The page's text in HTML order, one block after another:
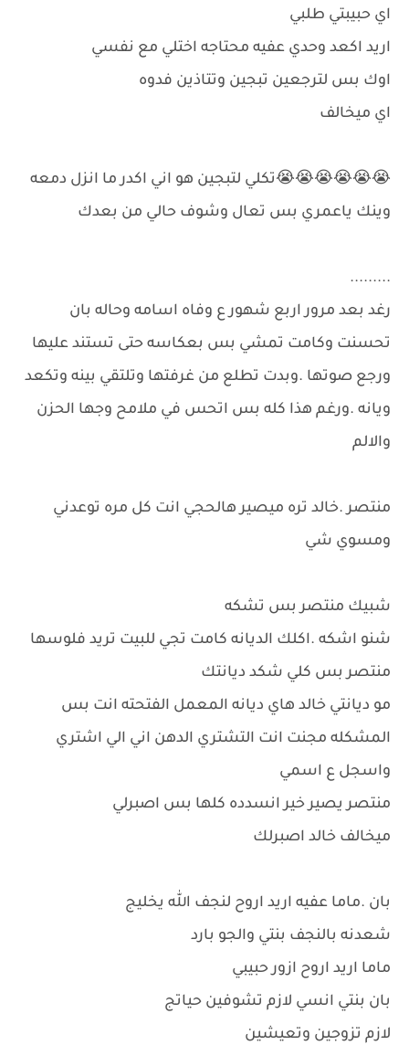
اي حبيبتي طلبي
اريد اكعد وحدي عفيه محتاجه اختلي مع نفسي
اوك بس لترجعين تبجين وتتاذين فدوه
اي ميخالف
😭😭😭😭😭😭تكلي لتبجين هو اني اكدر ما انزل دمعه
وينك ياعمري بس تعال وشوف حالي من بعدك
.........
رغد بعد مرور اربع شهور ع وفاه اسامه وحاله بان
تحسنت وكامت تمشي بس بعكاسه حتى تستند عليها
ورجع صوتها .وبدت تطلع من غرفتها وتلتقي بينه وتكعد
ويانه .ورغم هذا كله بس اتحس في ملامح وجها الحزن
والالم
منتصر .خالد تره ميصير هالحجي انت كل مره توعدني
ومسوي شي
شبيك منتصر بس تشكه
شنو اشكه .اكلك الديانه كامت تجي للبيت تريد فلوسها
منتصر بس كلي شكد ديانتك
مو ديانتي خالد هاي ديانه المعمل الفتحته انت بس
المشكله مجنت انت التشتري الدهن اني الي اشتري
واسجل ع اسمي
منتصر يصير خير انسدده كلها بس اصبرلي
ميخالف خالد اصبرلك
بان .ماما عفيه اريد اروح لنجف الله يخليج
شعدنه بالنجف بنتي والجو بارد
ماما اريد اروح ازور حبيبي
بان بنتي انسي لازم تشوفين حياتج
لازم تزوجين وتعيشين